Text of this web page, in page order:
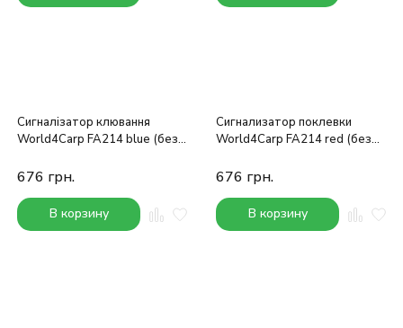
Сигналізатор клювання
World4Carp FA214 blue (без
676 грн.
В корзину
Сигнализатор поклевки
World4Carp FA214 red (без
676 грн.
В корзину